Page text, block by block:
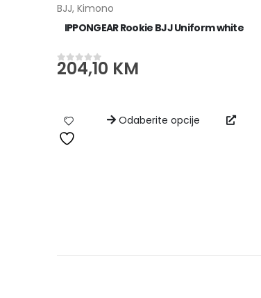
BJJ, Kimono
IPPONGEAR Rookie BJJ Uniform white
0od 5
204,10 KM
Odaberite opcije